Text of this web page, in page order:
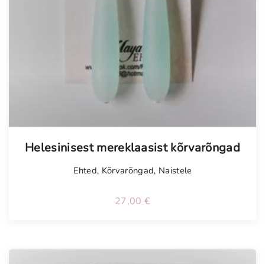
Helesinisest mereklaasist kõrvarõngad
Ehted, Kõrvarõngad, Naistele
27,00 €